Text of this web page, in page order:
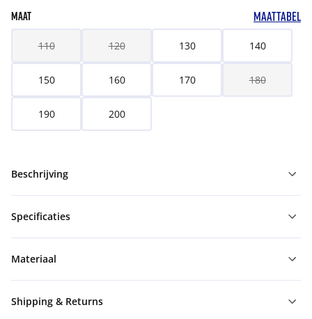
MAAT MAATTABEL
110 120 130 140
150 160 170 180
190 200
Beschrijving
Specificaties
Materiaal
Shipping & Returns